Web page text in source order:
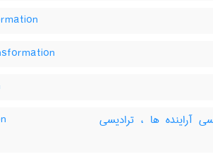
آراینده ها ، ترادیسی